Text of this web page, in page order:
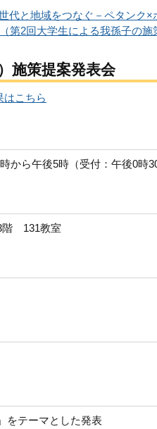
代と地域をつなぐ－ペタンク
第2回大学生による我孫子の施
施策提案発表会
はこちら
から午後5時（受付：午後0時
131教室
をテーマとした発表